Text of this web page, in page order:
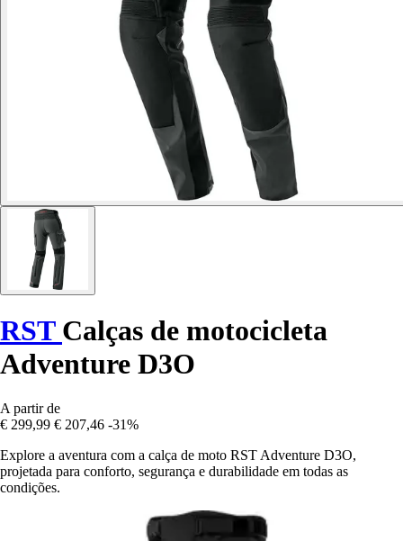
RST Calças de motocicleta
Adventure D3O
A partir de
€ 299,99 € 207,46 -31%
Explore a aventura com a calça de moto RST Adventure D3O,
projetada para conforto, segurança e durabilidade em todas as
condições.